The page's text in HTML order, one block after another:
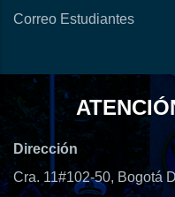
Correo Estudiantes
Dirección
Cra. 11#102-50, Bogotá